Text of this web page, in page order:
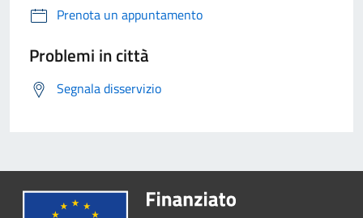
Prenota un appuntamento
Problemi in città
Segnala disservizio